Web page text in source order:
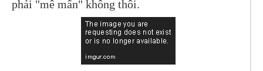
phải "mê mẩn" không thôi.